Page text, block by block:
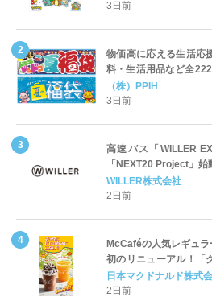
3日前
物価高に応える生活応
料・生活用品など全
「夏福袋」＆セール 8
（株）PPIH
3日前
高速バス「WILLER
「NEXT20 Project」始
WILLER株式会社
2日前
McCaféの人気レギュ
初のリニューアル！「
ッペ」「マンゴースム
開始
日本マクドナルド株式
2日前